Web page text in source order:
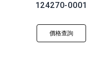
124270-0001
價格查詢